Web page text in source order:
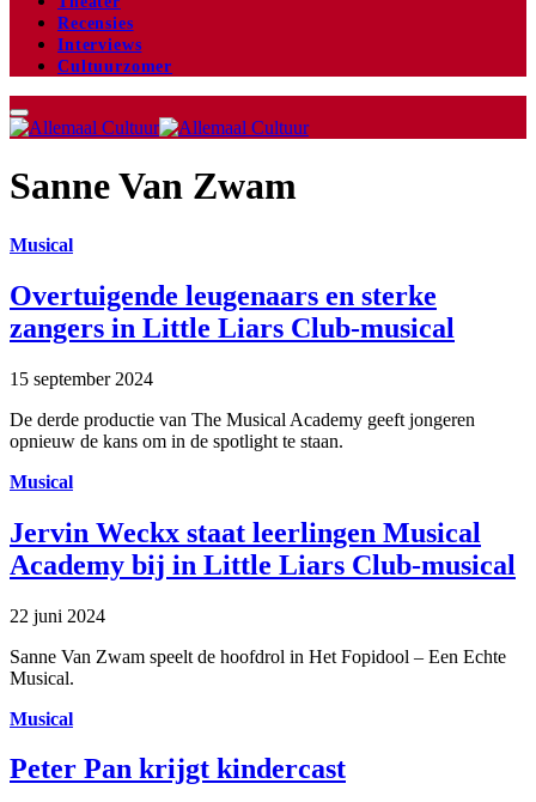
Recensies
Interviews
Cultuurzomer
Sanne Van Zwam
Musical
Overtuigende leugenaars en sterke
zangers in Little Liars Club-musical
15 september 2024
De derde productie van The Musical Academy geeft jongeren
opnieuw de kans om in de spotlight te staan.
Musical
Jervin Weckx staat leerlingen Musical
Academy bij in Little Liars Club-musical
22 juni 2024
Sanne Van Zwam speelt de hoofdrol in Het Fopidool – Een Echte
Musical.
Musical
Peter Pan krijgt kindercast